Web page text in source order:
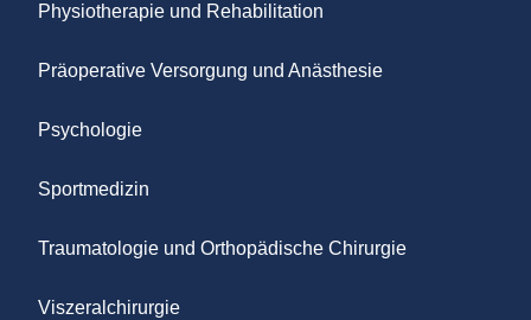
Physiotherapie und Rehabilitation
Präoperative Versorgung und Anästhesie
Psychologie
Sportmedizin
Traumatologie und Orthopädische Chirurgie
Viszeralchirurgie